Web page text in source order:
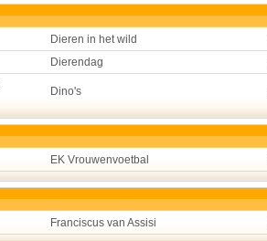
Dieren in het wild
Dierendag
Dino's
EK Vrouwenvoetbal
Franciscus van Assisi